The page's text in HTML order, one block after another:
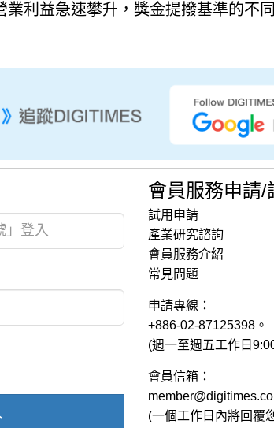
利益急速攀升，獎金提撥基準的不
會員服務申請/
試用申請
產業研究諮詢
會員服務介紹
常見問題
申請專線：
+886-02-87125398。
(週一至週五工作日
會員信箱：
(一個工作日內將回覆